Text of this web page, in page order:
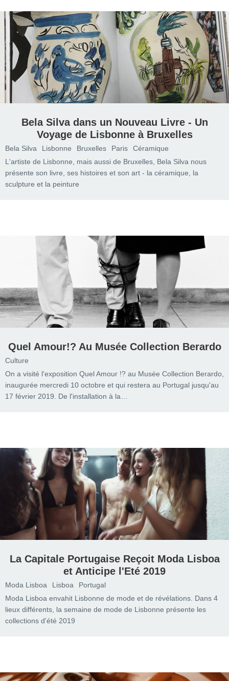
Bela Silva dans un Nouveau Livre - Un
Voyage de Lisbonne à Bruxelles
Bela Silva Lisbonne Bruxelles Paris
Céramique
L'artiste de Lisbonne, mais aussi de Bruxelles, Bela Silva nous
présente son livre, ses histoires et son art - la céramique, la
sculpture et la peinture
Quel Amour!? Au Musée Collection Berardo
Culture
On a visité l'exposition Quel Amour !? au Musée Collection Berardo,
inaugurée mercredi 10 octobre et qui restera au Portugal jusqu'au
17 février 2019. De l'installation à la…
La Capitale Portugaise Reçoit Moda Lisboa
et Anticipe l'Eté 2019
Moda Lisboa Lisboa
Portugal
Moda Lisboa envahit Lisbonne de mode et de révélations. Dans 4
lieux différents, la semaine de mode de Lisbonne présente les
collections d'été 2019